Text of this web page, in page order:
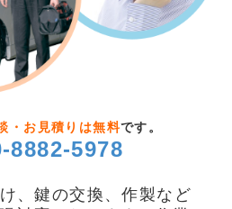
・お見積りは無料です。
8882-5978
、鍵の交換、作製など